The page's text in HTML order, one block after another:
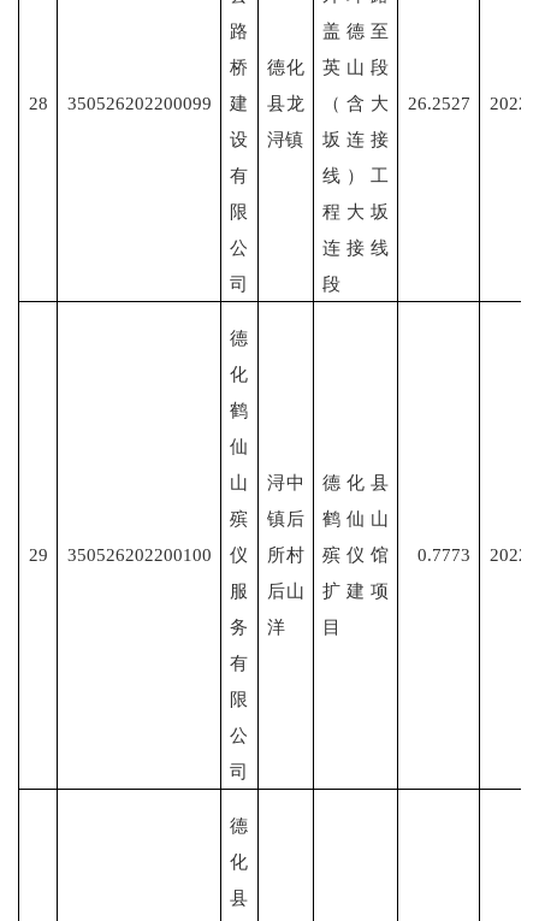
28 350526202200099
路
桥
建
设
有
限
公
司
德化
县龙
浔镇
盖德至
英山段
（含大
坂连接
线）工
程大坂
连接线
段
26.2527 2022/
29 350526202200100
德
化
鹤
仙
山
殡
仪
服
务
有
限
公
司
浔中
镇后
所村
后山
洋
德化县
鹤仙山
殡仪馆
扩建项
目
0.7773 2022/
德
化
县